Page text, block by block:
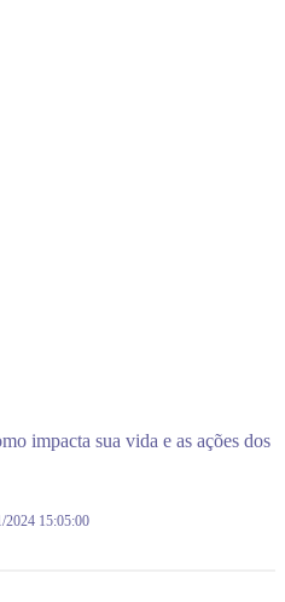
impacta sua vida e as ações dos
2024 15:05:00